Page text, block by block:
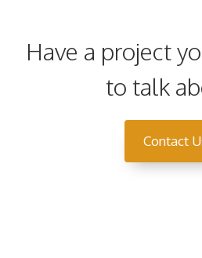
Have a project
to talk
Contact